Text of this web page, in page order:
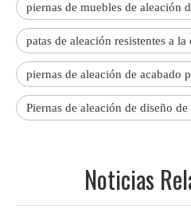
piernas de muebles de aleación
patas de aleación resistentes a la
piernas de aleación de acabado
Piernas de aleación de diseño
Noticias